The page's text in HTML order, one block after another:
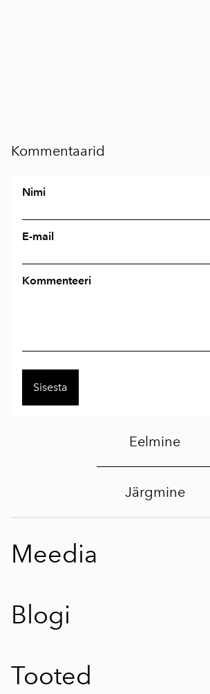
Kommentaarid
Nimi
E-mail
Kommenteeri
Eelmine
Järgmine
Meedia
Blogi
Tooted